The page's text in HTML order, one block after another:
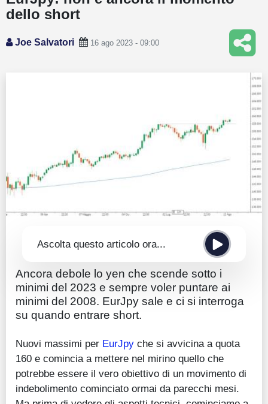
Webinar
Guru Monitor
dello short
Joe Salvatori 16 ago 2023 - 09:00
Ascolta questo articolo ora...
Ancora debole lo yen che scende sotto i
minimi del 2023 e sempre voler puntare ai
minimi del 2008. EurJpy sale e ci si interroga
su quando entrare short.
Nuovi massimi per EurJpy che si avvicina a quota
160 e comincia a mettere nel mirino quello che
potrebbe essere il vero obiettivo di un movimento di
indebolimento cominciato ormai da parecchi mesi.